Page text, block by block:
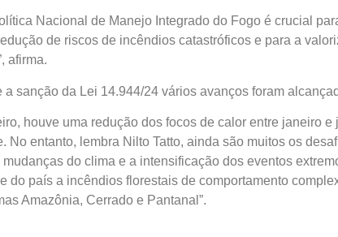
Nacional de Manejo Integrado do Fogo é crucial
de riscos de incêndios catastróficos e para a
afirma.
a sanção da Lei 14.944/24 vários avanços foram
houve uma redução dos focos de calor entre janeiro
No entanto, lembra Nilto Tatto, ainda são muitos os
do clima e a intensificação dos eventos
do país a incêndios florestais de comportamento
Amazônia, Cerrado e Pantanal”.